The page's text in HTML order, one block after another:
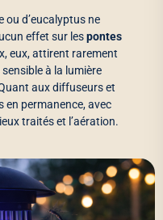
ou d’eucalyptus ne
effet sur lespontes
eux, attirent rarement
à la lumière
aux diffuseurs et
en permanence, avec
traités et l’aération.